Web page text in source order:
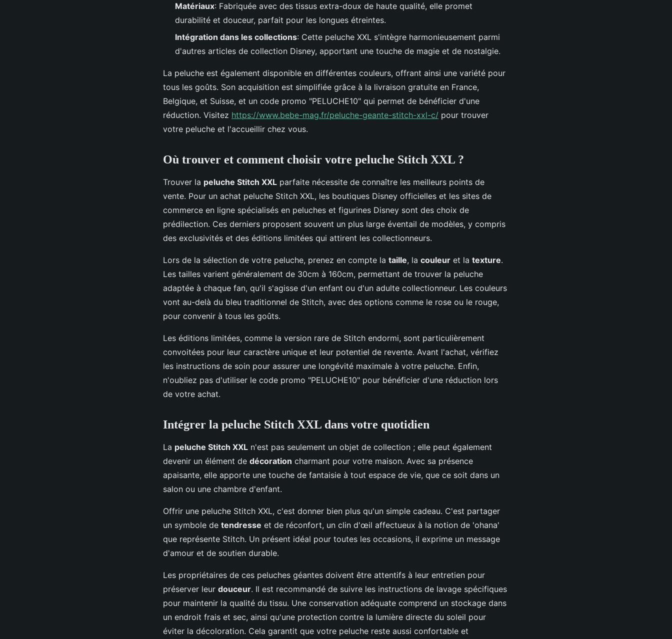
Matériaux: Fabriquée avec des tissus extra-doux de haute qualité, elle promet
durabilité et douceur, parfait pour les longues étreintes.
Intégration dans les collections: Cette peluche XXL s'intègre harmonieusement parmi
d'autres articles de collection Disney, apportant une touche de magie et de nostalgie.
La peluche est également disponible en différentes couleurs, offrant ainsi une variété pour
tous les goûts. Son acquisition est simplifiée grâce à la livraison gratuite en France,
Belgique, et Suisse, et un code promo "PELUCHE10" qui permet de bénéficier d'une
réduction. Visitez https://www.bebe-mag.fr/peluche-geante-stitch-xxl-c/ pour trouver
votre peluche et l'accueillir chez vous.
Où trouver et comment choisir votre peluche Stitch XXL ?
Trouver la peluche Stitch XXL parfaite nécessite de connaître les meilleurs points de
vente. Pour un achat peluche Stitch XXL, les boutiques Disney officielles et les sites de
commerce en ligne spécialisés en peluches et figurines Disney sont des choix de
prédilection. Ces derniers proposent souvent un plus large éventail de modèles, y compris
des exclusivités et des éditions limitées qui attirent les collectionneurs.
Lors de la sélection de votre peluche, prenez en compte la taille, la couleur et la texture.
Les tailles varient généralement de 30cm à 160cm, permettant de trouver la peluche
adaptée à chaque fan, qu'il s'agisse d'un enfant ou d'un adulte collectionneur. Les couleurs
vont au-delà du bleu traditionnel de Stitch, avec des options comme le rose ou le rouge,
pour convenir à tous les goûts.
Les éditions limitées, comme la version rare de Stitch endormi, sont particulièrement
convoitées pour leur caractère unique et leur potentiel de revente. Avant l'achat, vérifiez
les instructions de soin pour assurer une longévité maximale à votre peluche. Enfin,
n'oubliez pas d'utiliser le code promo "PELUCHE10" pour bénéficier d'une réduction lors
de votre achat.
Intégrer la peluche Stitch XXL dans votre quotidien
La peluche Stitch XXL n'est pas seulement un objet de collection ; elle peut également
devenir un élément de décoration charmant pour votre maison. Avec sa présence
apaisante, elle apporte une touche de fantaisie à tout espace de vie, que ce soit dans un
salon ou une chambre d'enfant.
Offrir une peluche Stitch XXL, c'est donner bien plus qu'un simple cadeau. C'est partager
un symbole de tendresse et de réconfort, un clin d'œil affectueux à la notion de 'ohana'
que représente Stitch. Un présent idéal pour toutes les occasions, il exprime un message
d'amour et de soutien durable.
Les propriétaires de ces peluches géantes doivent être attentifs à leur entretien pour
préserver leur douceur. Il est recommandé de suivre les instructions de lavage spécifiques
pour maintenir la qualité du tissu. Une conservation adéquate comprend un stockage dans
un endroit frais et sec, ainsi qu'une protection contre la lumière directe du soleil pour
éviter la décoloration. Cela garantit que votre peluche reste aussi confortable et